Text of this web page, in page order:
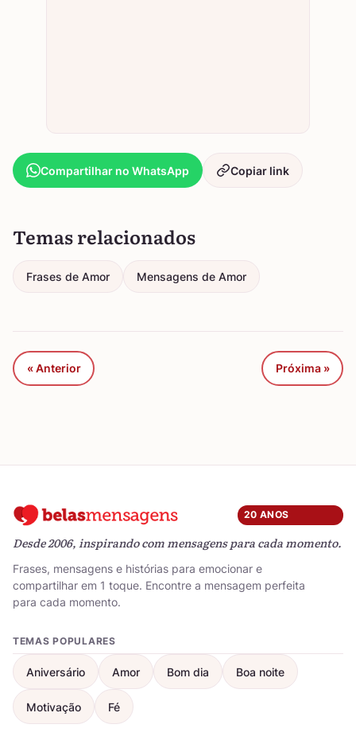
Compartilhar no WhatsApp Copiar link
Temas relacionados
Frases de Amor Mensagens de Amor
« Anterior Próxima »
20 ANOS
Desde 2006, inspirando com mensagens para cada momento.
Frases, mensagens e histórias para emocionar e
compartilhar em 1 toque. Encontre a mensagem perfeita
para cada momento.
TEMAS POPULARES
Aniversário Amor Bom dia Boa noite
Motivação Fé